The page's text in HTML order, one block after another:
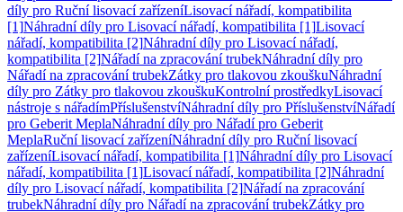
díly pro Ruční lisovací zařízeníLisovací nářadí, kompatibilita
[1]Náhradní díly pro Lisovací nářadí, kompatibilita [1]Lisovací
nářadí, kompatibilita [2]Náhradní díly pro Lisovací nářadí,
kompatibilita [2]Nářadí na zpracování trubekNáhradní díly pro
Nářadí na zpracování trubekZátky pro tlakovou zkouškuNáhradní
díly pro Zátky pro tlakovou zkouškuKontrolní prostředkyLisovací
nástroje s nářadímPříslušenstvíNáhradní díly pro PříslušenstvíNářadí
pro Geberit MeplaNáhradní díly pro Nářadí pro Geberit
MeplaRuční lisovací zařízeníNáhradní díly pro Ruční lisovací
zařízeníLisovací nářadí, kompatibilita [1]Náhradní díly pro Lisovací
nářadí, kompatibilita [1]Lisovací nářadí, kompatibilita [2]Náhradní
díly pro Lisovací nářadí, kompatibilita [2]Nářadí na zpracování
trubekNáhradní díly pro Nářadí na zpracování trubekZátky pro